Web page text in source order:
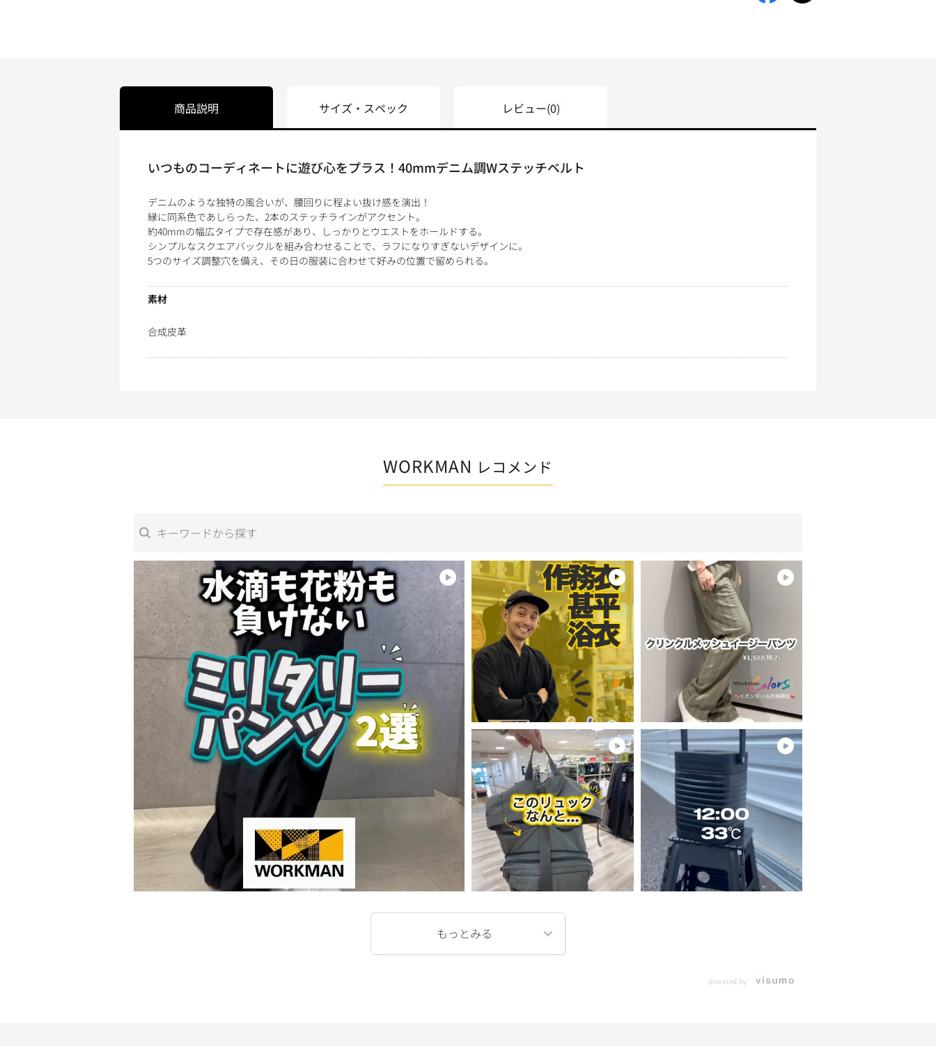
商品説明
いつものコーディネートに遊び心をプラス！40mmデニム調Wステッチベルト
デニムのような独特の風合いが、腰回りに程よい抜け感を演出！
縁に同系色であしらった、2本のステッチラインがアクセント。
約40mmの幅広タイプで存在感があり、しっかりとウエストをホールドする。
シンプルなスクエアバックルを組み合わせることで、ラフになりすぎないデザインに。
5つのサイズ調整穴を備え、その日の服装に合わせて好みの位置で留められる。
素材
合成皮革
サイズ・スペック レビュー(0)
WORKMAN レコメンド
powered by